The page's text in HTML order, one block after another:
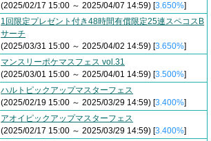
(2025/02/17 15:00 ～ 2025/04/07 14:59) [3.650%]
1回限定プレゼント付き48時間有償限定25連スペコスB
サーチ
(2025/03/31 15:00 ～ 2025/04/02 14:59) [3.650%]
マンスリーポケマスフェス vol.31
(2025/03/01 15:00 ～ 2025/04/01 14:59) [3.500%]
ハルトピックアップマスターフェス
(2025/02/19 15:00 ～ 2025/03/29 14:59) [3.400%]
アオイピックアップマスターフェス
(2025/02/17 15:00 ～ 2025/03/29 14:59) [3.400%]